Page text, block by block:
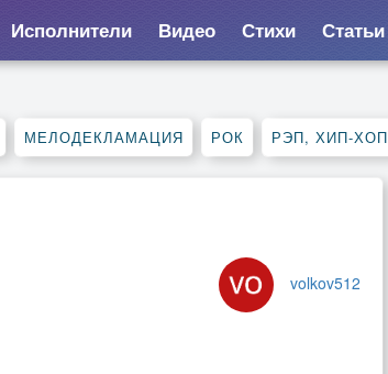
Исполнители Видео Стихи Статьи
МЕЛОДЕКЛАМАЦИЯ РОК РЭП, ХИП-ХОП
volkov512